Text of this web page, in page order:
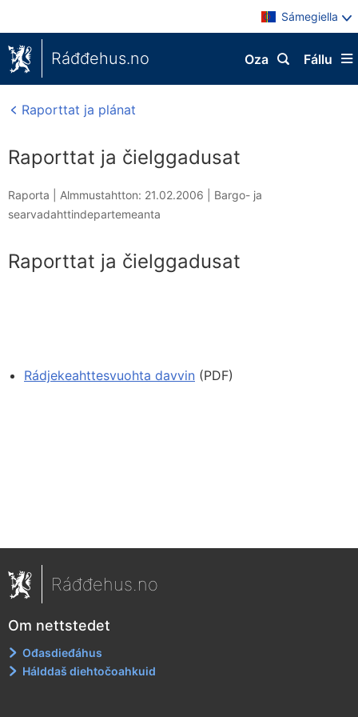
Sámegiella
Ráđđehus.no Fállu
Oza
Raporttat ja plánat
Raporttat ja čielggadusat
Raporta | Almmustahtton: 21.02.2006
Bargo- ja
searvadahttindepartemeanta
Raporttat ja čielggadusat
Rádjekeahttesvuohta davvin (PDF)
Ráđđehus.no
Om nettstedet
Ođasdieđáhus
Hálddaš diehtočoahkuid